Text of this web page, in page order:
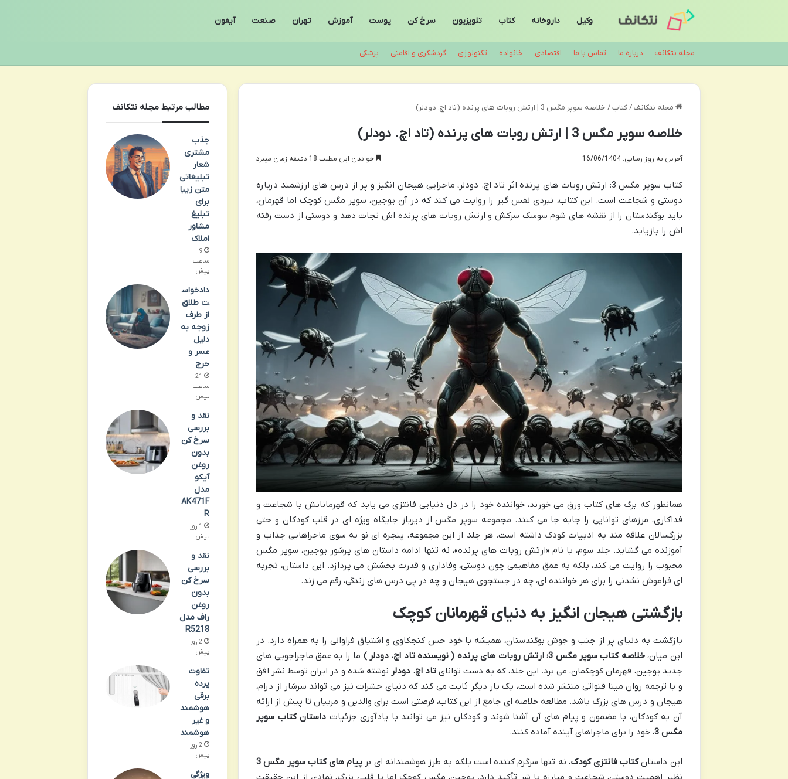
وکیل داروخانه کتاب تلویزیون سرخ کن پوست آموزش تهران صنعت آیفون
مجله نتکانف درباره ما تماس با ما اقتصادی خانواده تکنولوژی گردشگری و اقامتی پزشکی
مجله نتکانف / کتاب / خلاصه سوپر مگس 3 | ارتش روبات های پرنده (تاد اچ. دودلر)
خلاصه سوپر مگس 3 | ارتش روبات های پرنده (تاد اچ. دودلر)
آخرین به روز رسانی: 16/06/1404 خواندن این مطلب 18 دقیقه زمان میبرد
کتاب سوپر مگس 3: ارتش روبات های پرنده اثر تاد اچ. دودلر، ماجرایی هیجان انگیز و پر از درس های ارزشمند درباره
دوستی و شجاعت است. این کتاب، نبردی نفس گیر را روایت می کند که در آن یوجین، سوپر مگس کوچک اما قهرمان،
باید بوگندستان را از نقشه های شوم سوسک سرکش و ارتش روبات های پرنده اش نجات دهد و دوستی از دست رفته
اش را بازیابد.
همانطور که برگ های کتاب ورق می خورند، خواننده خود را در دل دنیایی فانتزی می یابد که قهرمانانش با شجاعت و
فداکاری، مرزهای توانایی را جابه جا می کنند. مجموعه سوپر مگس از دیرباز جایگاه ویژه ای در قلب کودکان و حتی
بزرگسالان علاقه مند به ادبیات کودک داشته است. هر جلد از این مجموعه، پنجره ای نو به سوی ماجراهایی جذاب و
آموزنده می گشاید. جلد سوم، با نام «ارتش روبات های پرنده»، نه تنها ادامه داستان های پرشور یوجین، سوپر مگس
محبوب را روایت می کند، بلکه به عمق مفاهیمی چون دوستی، وفاداری و قدرت بخشش می پردازد. این داستان، تجربه
ای فراموش نشدنی را برای هر خواننده ای، چه در جستجوی هیجان و چه در پی درس های زندگی، رقم می زند.
بازگشتی هیجان انگیز به دنیای قهرمانان کوچک
بازگشت به دنیای پر از جنب و جوش بوگندستان، همیشه با خود حس کنجکاوی و اشتیاق فراوانی را به همراه دارد. در
این میان،خلاصه کتاب سوپر مگس 3: ارتش روبات های پرنده ( نویسنده تاد اچ. دودلر )
ما را به عمق ماجراجویی های
جدید یوجین، قهرمان کوچکمان، می برد. این جلد، که به دست توانایتاد اچ. دودلر نوشته شده و در ایران توسط نشر افق
و با ترجمه روان مینا قنواتی منتشر شده است، یک بار دیگر ثابت می کند که دنیای حشرات نیز می تواند سرشار از درام،
هیجان و درس های بزرگ باشد. مطالعه خلاصه ای جامع از این کتاب، فرصتی است برای والدین و مربیان تا پیش از ارائه
آن به کودکان، با مضمون و پیام های آن آشنا شوند و کودکان نیز می توانند با یادآوری جزئیات داستان کتاب سوپر
مگس 3 ، خود را برای ماجراهای آینده آماده کنند.
این داستانکتاب فانتزی کودک، نه تنها سرگرم کننده است بلکه به طرز هوشمندانه ای بر پیام های کتاب سوپر مگس 3
مطالب مرتبط مجله نتکانف
جذب
مشتری
شعار
تبلیغاتی
متن زیبا
برای
تبلیغ
مشاور
املاک
9
ساعت
پیش
دادخواس
ت طلاق
از طرف
زوجه به
دلیل
عسر و
حرج
21
ساعت
پیش
نقد و
بررسی
سرخ کن
بدون
روغن
آیکو
مدل
AK471F
R
1 روز
پیش
نقد و
بررسی
سرخ کن
بدون
روغن
راف مدل
R5218
2 روز
پیش
تفاوت
پرده
برقی
هوشمند
و غیر
هوشمند
2 روز
پیش
ویژگی